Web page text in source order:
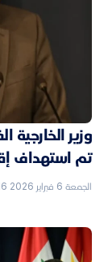
وزير
تم استهداف
الجمعة 6 فبراير 2026 12:16 ص